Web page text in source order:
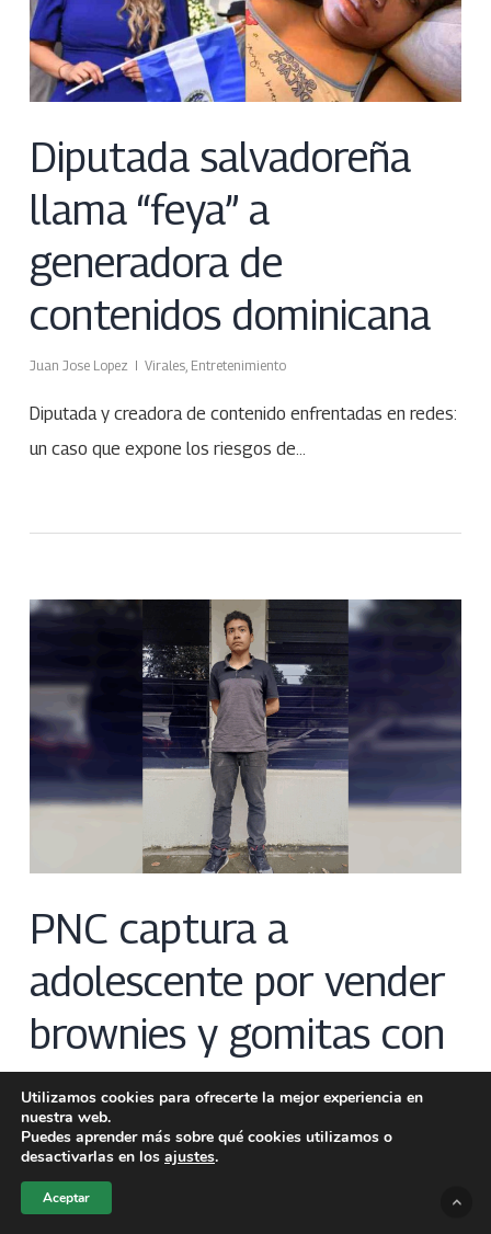
Diputada salvadoreña
llama “feya” a
generadora de
contenidos dominicana
Juan Jose Lopez Virales, Entretenimiento
Diputada y creadora de contenido enfrentadas en redes:
un caso que expone los riesgos de…
PNC captura a
adolescente por vender
brownies y gomitas con
marihuana
Franco López Nacional
La PNC capturó a un adolescente por distribuir brownies
y gomitas con marihuana a través…
Utilizamos cookies para ofrecerte la mejor experiencia en
nuestra web.
Puedes aprender más sobre qué cookies utilizamos o
desactivarlas en los ajustes.
Aceptar